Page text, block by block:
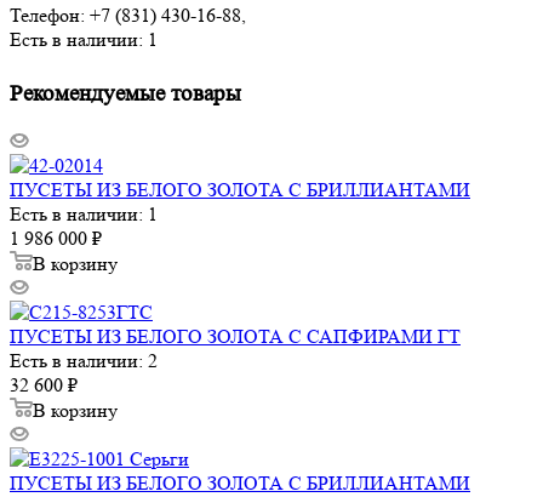
Телефон: +7 (831) 430-16-88,
Есть в наличии: 1
Рекомендуемые товары
ПУСЕТЫ ИЗ БЕЛОГО ЗОЛОТА С БРИЛЛИАНТАМИ
Есть в наличии: 1
1 986 000 ₽
В корзину
ПУСЕТЫ ИЗ БЕЛОГО ЗОЛОТА С САПФИРАМИ ГТ
Есть в наличии: 2
32 600 ₽
В корзину
ПУСЕТЫ ИЗ БЕЛОГО ЗОЛОТА С БРИЛЛИАНТАМИ